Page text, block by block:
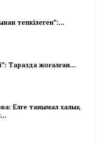
тепкілеген”:…
Таразда жоғалған…
Елге танымал халық